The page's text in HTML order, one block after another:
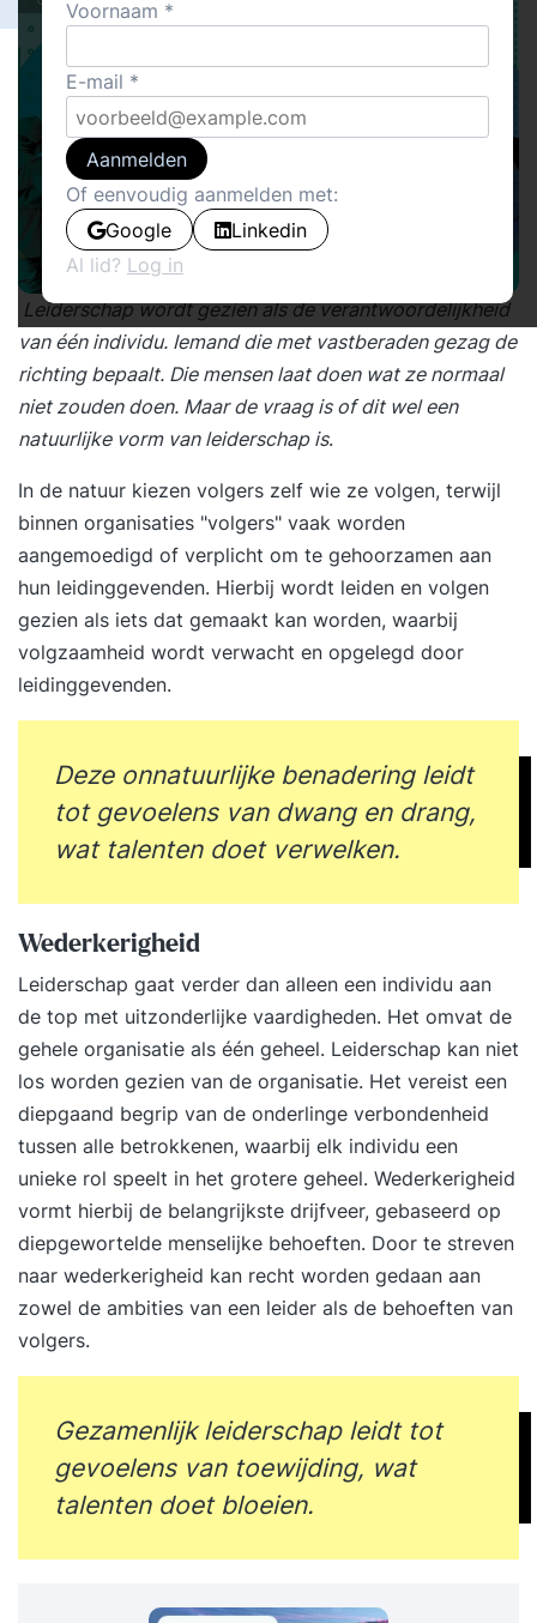
Leiderschap wordt gezien als de verantwoordelijkheid
van één individu. Iemand die met vastberaden gezag de
richting bepaalt. Die mensen laat doen wat ze normaal
niet zouden doen. Maar de vraag is of dit wel een
natuurlijke vorm van leiderschap is.
In de natuur kiezen volgers zelf wie ze volgen, terwijl
binnen organisaties "volgers" vaak worden
aangemoedigd of verplicht om te gehoorzamen aan
hun leidinggevenden. Hierbij wordt leiden en volgen
gezien als iets dat gemaakt kan worden, waarbij
volgzaamheid wordt verwacht en opgelegd door
leidinggevenden.
Deze onnatuurlijke benadering leidt
tot gevoelens van dwang en drang,
wat talenten doet verwelken.
Wederkerigheid
Leiderschap gaat verder dan alleen een individu aan
de top met uitzonderlijke vaardigheden. Het omvat de
gehele organisatie als één geheel. Leiderschap kan niet
los worden gezien van de organisatie. Het vereist een
diepgaand begrip van de onderlinge verbondenheid
tussen alle betrokkenen, waarbij elk individu een
unieke rol speelt in het grotere geheel. Wederkerigheid
vormt hierbij de belangrijkste drijfveer, gebaseerd op
diepgewortelde menselijke behoeften. Door te streven
naar wederkerigheid kan recht worden gedaan aan
zowel de ambities van een leider als de behoeften van
volgers.
Gezamenlijk leiderschap leidt tot
gevoelens van toewijding, wat
talenten doet bloeien.
Voornaam
E-mail
Aanmelden
Of eenvoudig aanmelden met:
Google
Linkedin
Al lid? Log in